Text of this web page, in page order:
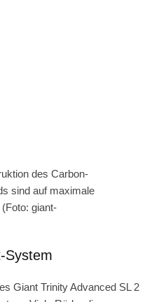
des Carbon-
sind auf maximale
giant-
System
Giant Trinity Advanced SL 2